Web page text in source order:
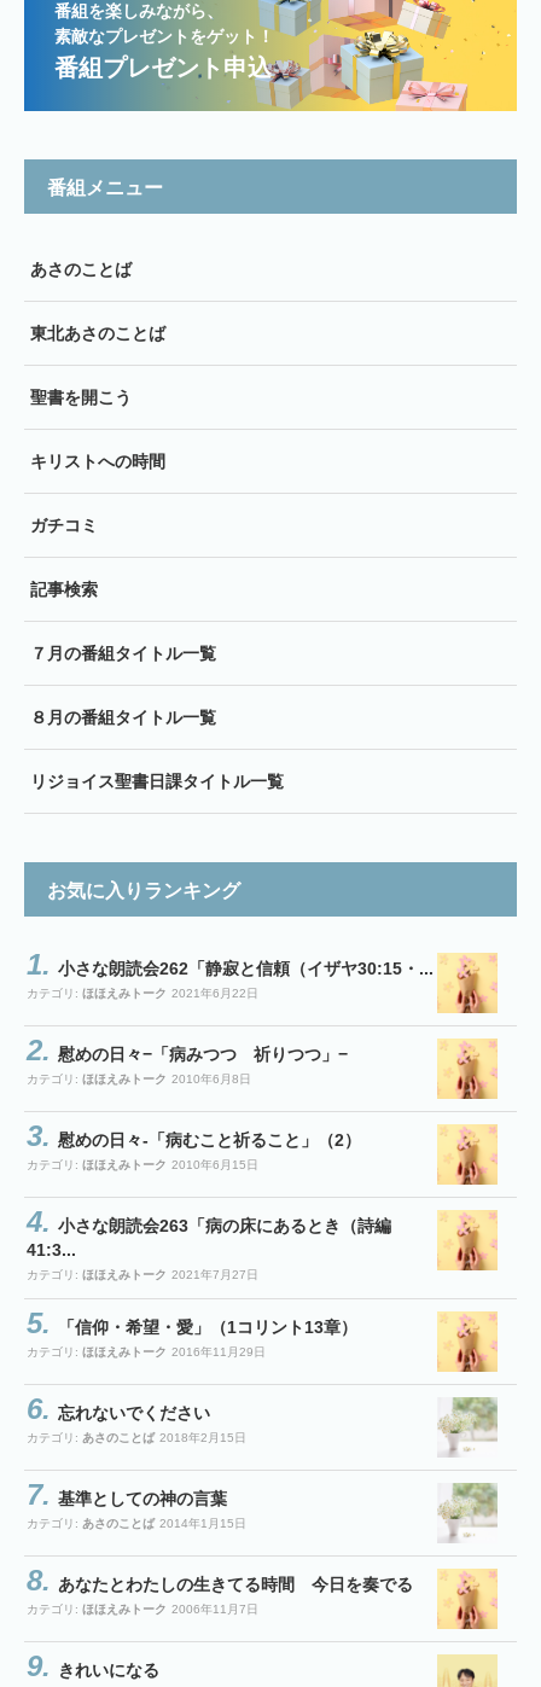
番組を楽しみながら、
素敵なプレゼントをゲット！
番組プレゼント申込
番組メニュー
あさのことば
東北あさのことば
聖書を開こう
キリストへの時間
ガチコミ
記事検索
７月の番組タイトル一覧
８月の番組タイトル一覧
リジョイス聖書日課タイトル一覧
お気に入りランキング
小さな朗読会262「静寂と信頼（イザヤ30:15・...
カテゴリ: ほほえみトーク 2021年6月22日
慰めの日々−「病みつつ 祈りつつ」−
カテゴリ: ほほえみトーク 2010年6月8日
慰めの日々-「病むこと祈ること」（2）
カテゴリ: ほほえみトーク 2010年6月15日
小さな朗読会263「病の床にあるとき（詩編
41:3...
カテゴリ: ほほえみトーク 2021年7月27日
「信仰・希望・愛」（1コリント13章）
カテゴリ: ほほえみトーク 2016年11月29日
忘れないでください
カテゴリ: あさのことば 2018年2月15日
基準としての神の言葉
カテゴリ: あさのことば 2014年1月15日
あなたとわたしの生きてる時間 今日を奏でる
カテゴリ: ほほえみトーク 2006年11月7日
きれいになる